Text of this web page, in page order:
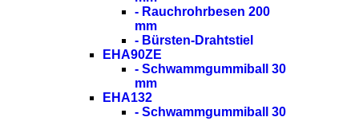
- Rauchrohrbesen 200
mm
- Bürsten-Drahtstiel
EHA90ZE
- Schwammgummiball 30
mm
EHA132
- Schwammgummiball 30